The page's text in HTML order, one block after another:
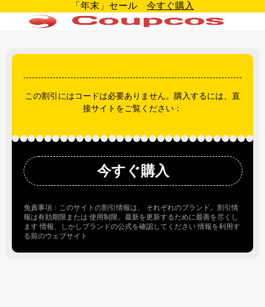
「年末」セール 今すぐ購入
この割引にはコードは必要ありません。購入するには、直
接サイトをご覧ください：
今すぐ購入
免責事項：このサイトの割引情報は、 それぞれのブランド。割引情
報は有効期限または 使用制限。最新を更新するために最善を尽くし
ます 情報、しかしブランドの公式を確認してください 情報を利用す
る前のウェブサイト